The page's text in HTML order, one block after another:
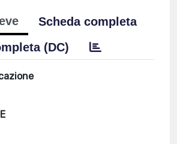
Scheda completa
(DC)